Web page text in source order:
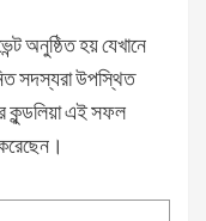
অনুষ্ঠিত হয় যেখানে
সদস্যরা উপস্থিত
কুন্ডলিয়া এই সফল